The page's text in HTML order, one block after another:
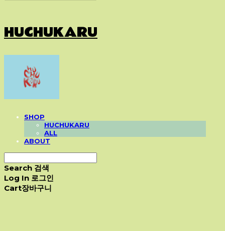
HUCHUKARU
SHOP
HUCHUKARU
ALL
ABOUT
Search 검색
Log In 로그인
Cart장바구니